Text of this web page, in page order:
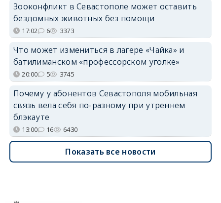
Зооконфликт в Севастополе может оставить
бездомных животных без помощи
17:02 6 3373
Что может измениться в лагере «Чайка» и
батилиманском «профессорском уголке»
20:00 5 3745
Почему у абонентов Севастополя мобильная
связь вела себя по-разному при утреннем
блэкауте
13:00 16 6430
Показать все новости